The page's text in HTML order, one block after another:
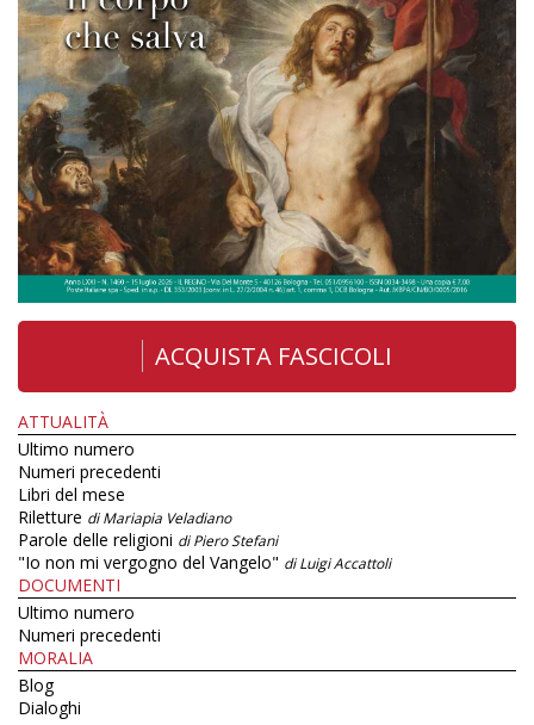
ACQUISTA FASCICOLI
ATTUALITÀ
Ultimo numero
Numeri precedenti
Libri del mese
Riletture di Mariapia Veladiano
Parole delle religioni di Piero Stefani
"Io non mi vergogno del Vangelo" di Luigi Accattoli
DOCUMENTI
Ultimo numero
Numeri precedenti
MORALIA
Blog
Dialoghi